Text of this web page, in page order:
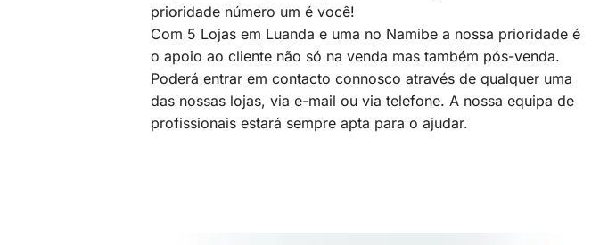
prioridade número um é você!
Com 5 Lojas em Luanda e uma no Namibe a nossa prioridade é
o apoio ao cliente não só na venda mas também pós-venda.
Poderá entrar em contacto connosco através de qualquer uma
das nossas lojas, via e-mail ou via telefone. A nossa equipa de
profissionais estará sempre apta para o ajudar.